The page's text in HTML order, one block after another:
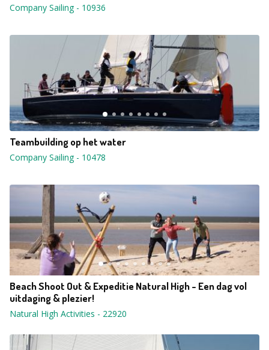
Company Sailing- 10936
Teambuilding op het water
Company Sailing- 10478
Beach Shoot Out & Expeditie Natural High - Een dag vol
uitdaging & plezier!
Natural High Activities - 22920